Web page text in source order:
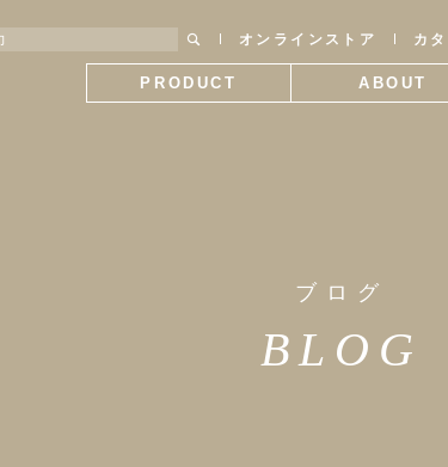
オンラインストア カ
PRODUCT ABOUT
ブログ
BLOG